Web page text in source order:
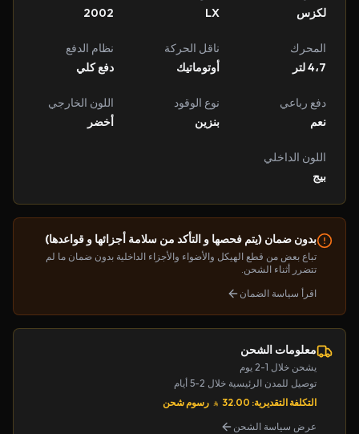
لكزس
LX
2002
المحرك
4،7 لتر
ناقل الحركة
أوتوماتيك
نظام الدفع
دفع كلي
دفع رباعي
نعم
نوع الوقود
بنزين
اللون الخارجي
أخضر
اللون الداخلي
بيج
بدون ضمان (يتم فحصها و التأكد من سلامة أجزائها و قواعدها)
تباع بعض من قطع الهيكل والأضواء والأجزاء الداخلية بدون ضمان ما لم
تتضرر أثناء الشحن.
اقرأ سياسة الضمان
معلومات الشحن
يشحن خلال 1-2 يوم
توصيل للمدن الرئيسية خلال 2-5 أيام
التكلفة التقديرية: 32.00
رسوم شحن
عرض سياسة الشحن